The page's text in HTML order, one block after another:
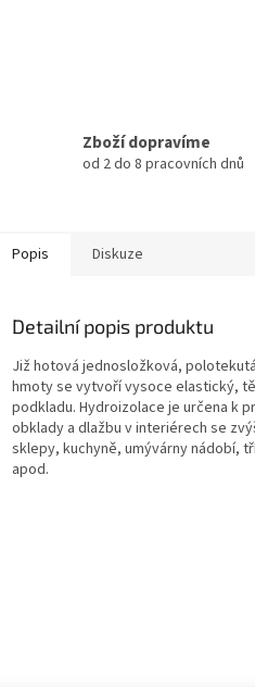
Zboží dopravíme
od 2 do 8 pracovních dnů
Popis Diskuze
Detailní popis produktu
Již hotová jednosložková,
hmoty se vytvoří vysoce elastický,
podkladu. Hydroizolace je určena k
obklady a dlažbu v interiérech se
sklepy, kuchyně, umývárny nádobí,
apod.